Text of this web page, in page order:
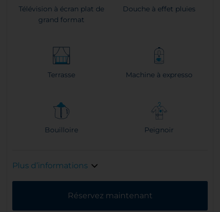
Télévision à écran plat de
grand format
Douche à effet pluies
Terrasse Machine à expresso
Bouilloire Peignoir
Plus d’informations
Réservez maintenant